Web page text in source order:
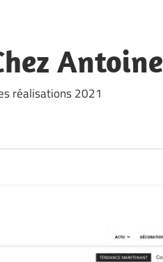
Antoine
réalisations 2021